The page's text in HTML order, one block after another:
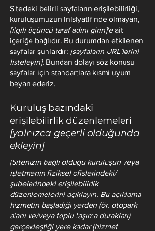
Sitedeki belirli sayfaların erişilebilirliği,
kuruluşumuzun inisiyatifinde olmayan,
[ilgili üçüncü taraf adını girin]'eait
içeriğe bağlıdır. Bu durumdan etkilenen
sayfalar şunlardır: [sayfaların URL'lerini
listeleyin]. Bundan dolayı söz konusu
sayfalar için standartlara kısmi uyum
beyan ederiz.
Kuruluş bazındaki
erişilebilirlik düzenlemeleri
[yalnızca geçerli olduğunda
ekleyin]
[Sitenizin bağlı olduğu kuruluşun veya
işletmenin fiziksel ofislerindeki/
şubelerindeki erişilebilirlik
düzenlemelerini açıklayın. Bu açıklama
hizmetin başladığı yerden (ör. otopark
alanı ve/veya toplu taşıma durakları)
gerçekleştiği yere kadar (hizmet